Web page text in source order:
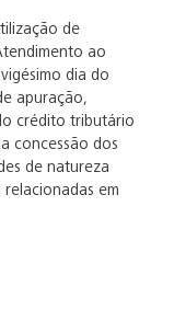
de
ao
dia do
apuração,
crédito tributário
concessão dos
de natureza
em